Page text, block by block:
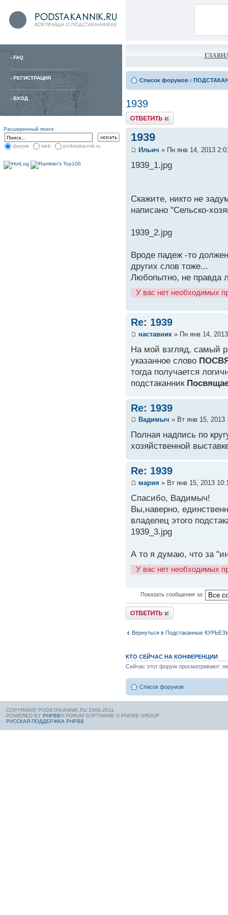
- FAQ
- РЕГИСТРАЦИЯ
- ВХОД
Расширенный поиск
форум web podstakannik.ru
Список форумов ‹
1939
1939
Ильич » Пн янв 14, 2013
1939_1.jpg
Скажите, никто не
написано "Сельско-
1939_2.jpg
Вроде падеж -то
других слов тоже...
Любопытно, не правда
У вас нет необходимых
Re: 1939
наставник » Пн янв 14,
На мой взгляд, самый
указанное слово
тогда получается
подстаканник
Re: 1939
Вадимыч » Вт янв 15, 2013
Полная надпись по
хозяйственной
Re: 1939
мария » Вт янв 15, 2013
Спасибо, Вадимыч!
Вы,наверно,
владелец этого
1939_3.jpg
А то я думаю, что за
У вас нет необходимых
Показать сообщения за:
Вернуться в Подстаканные
КТО СЕЙЧАС НА КОНФЕРЕНЦИИ
Сейчас этот форум просматривают:
Список форумов
COPYRIGHT PODSTAKANNIK.RU 2006-2011.
POWERED BY PHPBB® FORUM SOFTWARE © PHPBB GROUP
РУССКАЯ ПОДДЕРЖКА PHPBB